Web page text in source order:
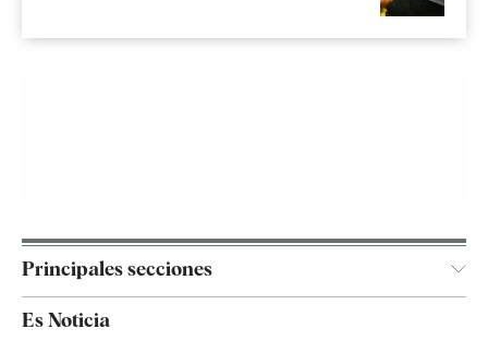
Principales secciones
España
Es Noticia